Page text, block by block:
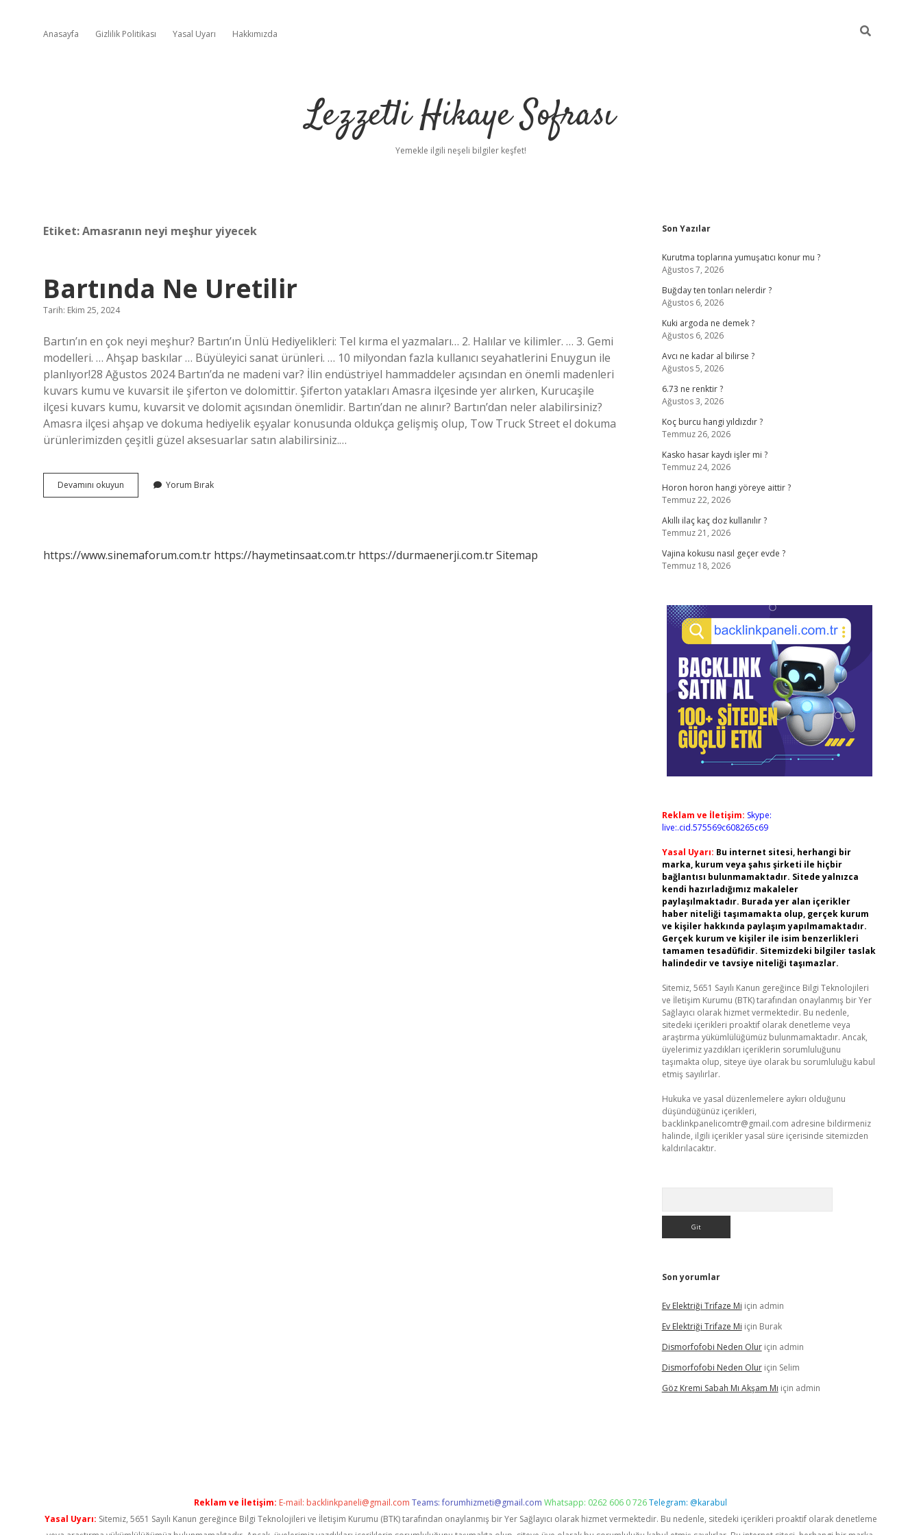
Anasayfa Gizlilik Politikası Yasal Uyarı Hakkımızda
Lezzetli Hikaye Sofrası
Yemekle ilgili neşeli bilgiler keşfet!
Etiket:Amasranın neyi meşhur yiyecek
Bartında Ne Uretilir
Tarih: Ekim 25, 2024
Bartın’ın en çok neyi meşhur? Bartın’ın Ünlü Hediyelikleri: Tel kırma el yazmaları… 2. Halılar ve kilimler. … 3. Gemi
modelleri. … Ahşap baskılar … Büyüleyici sanat ürünleri. … 10 milyondan fazla kullanıcı seyahatlerini Enuygun ile
planlıyor!28 Ağustos 2024 Bartın’da ne madeni var? İlin endüstriyel hammaddeler açısından en önemli madenleri
kuvars kumu ve kuvarsit ile şiferton ve dolomittir. Şiferton yatakları Amasra ilçesinde yer alırken, Kurucaşile
ilçesi kuvars kumu, kuvarsit ve dolomit açısından önemlidir. Bartın’dan ne alınır? Bartın’dan neler alabilirsiniz?
Amasra ilçesi ahşap ve dokuma hediyelik eşyalar konusunda oldukça gelişmiş olup, Tow Truck Street el dokuma
ürünlerimizden çeşitli güzel aksesuarlar satın alabilirsiniz.…
Devamını okuyun Bartında
Ne
Yorum Bırak
https://www.sinemaforum.com.tr https://haymetinsaat.com.tr https://durmaenerji.com.trSitemap
Sidebar
Son Yazılar
Kurutma toplarına yumuşatıcı konur mu ?
Ağustos 7, 2026
Buğday ten tonları nelerdir ?
Ağustos 6, 2026
Kuki argoda ne demek ?
Ağustos 6, 2026
Avcı ne kadar al bilirse ?
Ağustos 5, 2026
6.73 ne renktir ?
Ağustos 3, 2026
Koç burcu hangi yıldızdır ?
Temmuz 26, 2026
Kasko hasar kaydı işler mi ?
Temmuz 24, 2026
Horon horon hangi yöreye aittir ?
Temmuz 22, 2026
Akıllı ilaç kaç doz kullanılır ?
Temmuz 21, 2026
Vajina kokusu nasıl geçer evde ?
Temmuz 18, 2026
Reklam ve İletişim: Skype:
live:.cid.575569c608265c69
Yasal Uyarı: Bu internet sitesi, herhangi bir
marka, kurum veya şahıs şirketi ile hiçbir
bağlantısı bulunmamaktadır. Sitede yalnızca
kendi hazırladığımız makaleler
paylaşılmaktadır. Burada yer alan içerikler
haber niteliği taşımamakta olup, gerçek kurum
ve kişiler hakkında paylaşım yapılmamaktadır.
Gerçek kurum ve kişiler ile isim benzerlikleri
tamamen tesadüfidir. Sitemizdeki bilgiler taslak
halindedir ve tavsiye niteliği taşımazlar.
Sitemiz, 5651 Sayılı Kanun gereğince Bilgi Teknolojileri
ve İletişim Kurumu (BTK) tarafından onaylanmış bir Yer
Sağlayıcı olarak hizmet vermektedir. Bu nedenle,
sitedeki içerikleri proaktif olarak denetleme veya
araştırma yükümlülüğümüz bulunmamaktadır. Ancak,
üyelerimiz yazdıkları içeriklerin sorumluluğunu
taşımakta olup, siteye üye olarak bu sorumluluğu kabul
etmiş sayılırlar.
Hukuka ve yasal düzenlemelere aykırı olduğunu
düşündüğünüz içerikleri,
backlinkpanelicomtr@gmail.com adresine bildirmeniz
halinde, ilgili içerikler yasal süre içerisinde sitemizden
kaldırılacaktır.
Son yorumlar
Ev Elektriği Trifaze Mi için admin
Ev Elektriği Trifaze Mi için Burak
Dismorfofobi Neden Oluriçin admin
Dismorfofobi Neden Oluriçin Selim
Göz Kremi Sabah Mı Akşam Mı için admin
Reklam ve İletişim: E-mail: backlinkpaneli@gmail.com Teams:forumhizmeti@gmail.com Whatsapp: 0262 606 0 726Telegram: @karabul
Yasal Uyarı: Sitemiz, 5651 Sayılı Kanun gereğince Bilgi Teknolojileri ve İletişim Kurumu (BTK) tarafından onaylanmış bir Yer Sağlayıcı olarak hizmet vermektedir. Bu nedenle, sitedeki içerikleri proaktif olarak denetleme